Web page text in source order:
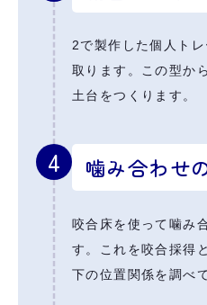
2で製作した個人ト
取ります。この型か
土台をつくります。
4 噛み合わせ
咬合床を使って噛み
す。これを咬合採得
下の位置関係を調べ